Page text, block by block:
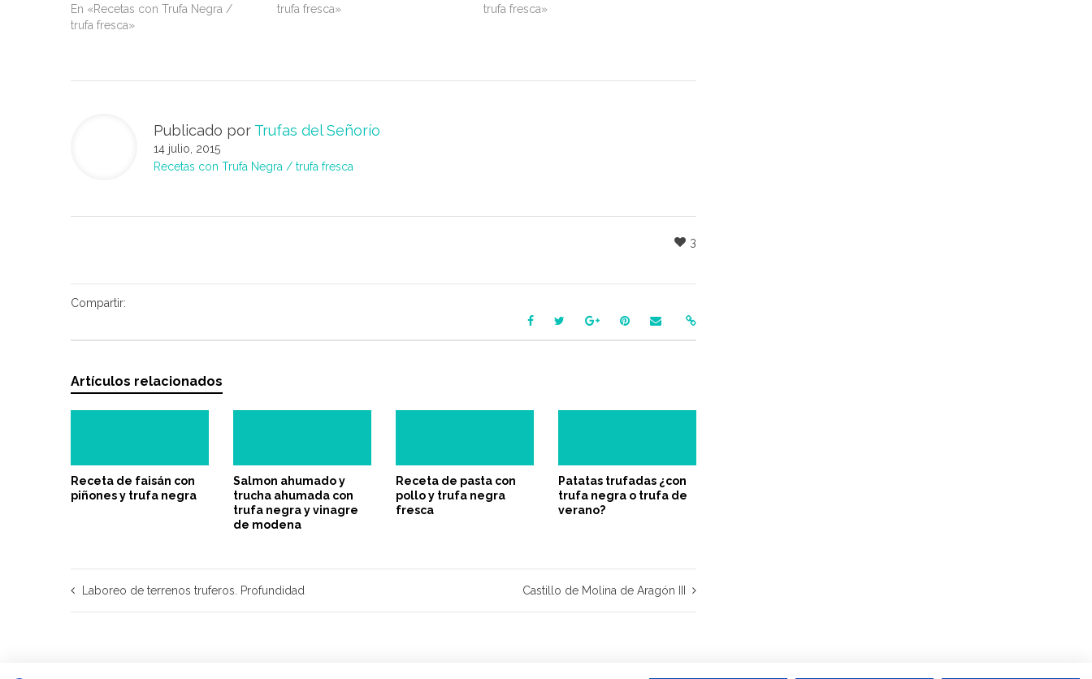
En «Recetas con Trufa Negra /
trufa fresca»
trufa fresca»
trufa fresca»
Publicado por Trufas del Señorío
14 julio, 2015
Recetas con Trufa Negra / trufa fresca
3
Compartir:
Artículos relacionados
Receta de faisán con
piñones y trufa negra
Salmon ahumado y
trucha ahumada con
trufa negra y vinagre
de modena
Receta de pasta con
pollo y trufa negra
fresca
Patatas trufadas ¿con
trufa negra o trufa de
verano?
Laboreo de terrenos truferos. Profundidad Castillo de Molina de Aragón III